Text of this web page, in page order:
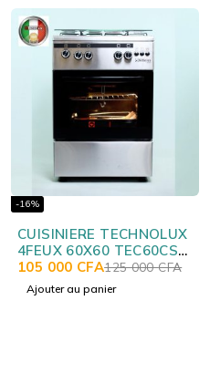
-16%
CUISINIERE TECHNOLUX
4FEUX 60X60 TEC60CS
NEW
125 000CFA
105 000 CFA
Ajouter au panier